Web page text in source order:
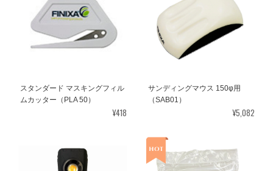
スタンダード マスキングフィル
ムカッター（PLA 50）
¥418
サンディングマウス 150φ用
（SAB01）
¥5,082